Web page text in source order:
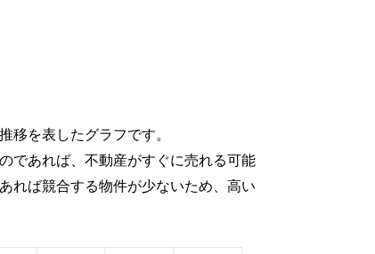
移を表したグラフです。
であれば、不動産がすぐに売れる可能
れば競合する物件が少ないため、高い